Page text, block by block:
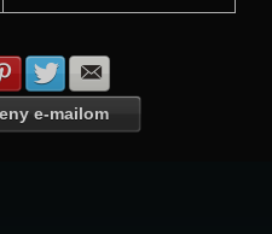
na Facebook
na LinkedIn
Zdielať na Pinterest
Zdielať na Twitter
e-mailom